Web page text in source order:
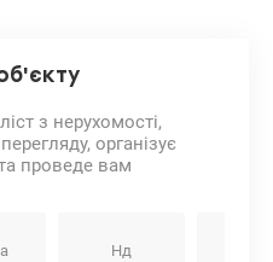
з нерухомості,
організує
проведе вам
Нд